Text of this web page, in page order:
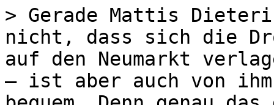
> Gerade Mattis
nicht, dass sich die
auf den Neumarkt
– ist aber auch von